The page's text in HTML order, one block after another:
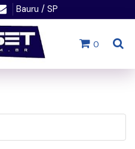
Bauru / SP
0